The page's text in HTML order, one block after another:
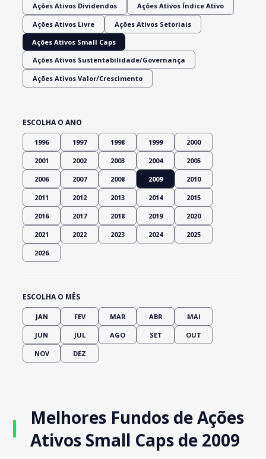
Ações Ativos Dividendos Ações Ativos Índice Ativo
Ações Ativos Livre
Ações Ativos Setoriais
Ações Ativos Small Caps
Ações Ativos Sustentabilidade/Governança
Ações Ativos Valor/Crescimento
ESCOLHA O ANO
1996 1997 1998 1999 2000
2001 2002 2003 2004 2005
2006 2007 2008 2009 2010
2011 2012 2013 2014 2015
2016 2017 2018 2019 2020
2021 2022 2023 2024 2025
2026
ESCOLHA O MÊS
JAN FEV MAR ABR MAI
JUN JUL AGO SET OUT
NOV DEZ
Melhores Fundos de Ações
Ativos Small Caps de 2009